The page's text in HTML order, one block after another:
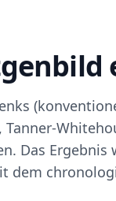
Das Ergebnis
dem